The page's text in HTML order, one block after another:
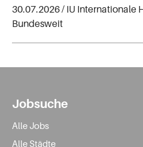
30.07.2026 / IU Internationale
Bundesweit
Jobsuche
Alle Jobs
Alle Städte